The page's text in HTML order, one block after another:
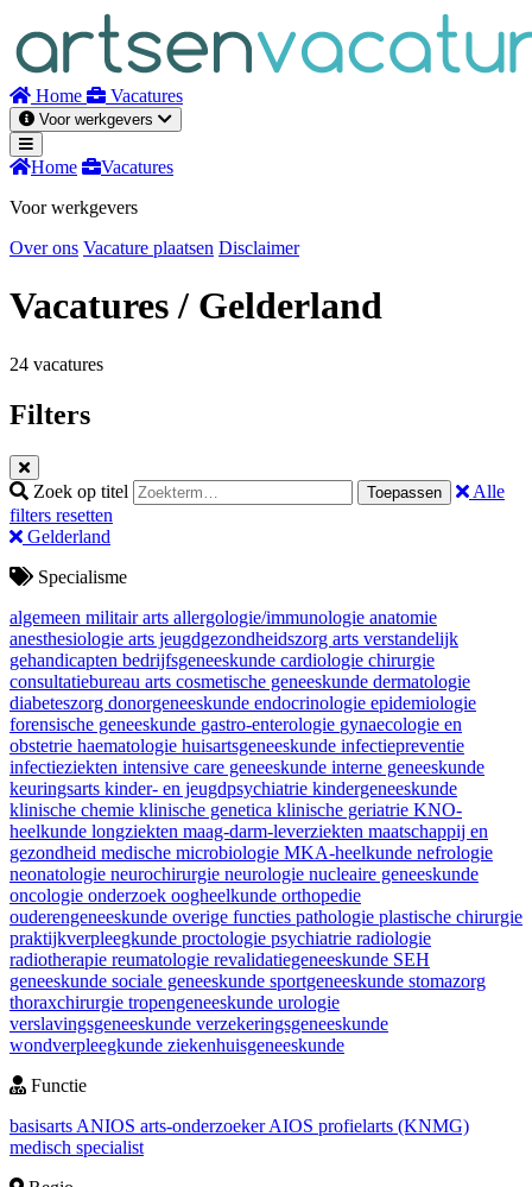
inhoud
Home Vacatures
Voor werkgevers
Home
Vacatures
Voor werkgevers
Over ons Vacature plaatsen Disclaimer
Vacatures/ Gelderland
24 vacatures
Filters
Zoek op titel Toepassen
Alle
filters resetten
Gelderland
Specialisme
algemeen militair arts allergologie/immunologie anatomie
anesthesiologie arts jeugdgezondheidszorg arts verstandelijk
gehandicapten bedrijfsgeneeskunde cardiologie chirurgie
consultatiebureau arts cosmetische geneeskunde dermatologie
diabeteszorg donorgeneeskunde endocrinologie epidemiologie
forensische geneeskunde gastro-enterologie gynaecologie en
obstetrie haematologie huisartsgeneeskunde infectiepreventie
infectieziekten intensive care geneeskunde interne geneeskunde
keuringsarts kinder- en jeugdpsychiatrie kindergeneeskunde
klinische chemie klinische genetica klinische geriatrie KNO-
heelkunde longziekten maag-darm-leverziekten maatschappij en
gezondheid medische microbiologie MKA-heelkunde nefrologie
neonatologie neurochirurgie neurologie nucleaire geneeskunde
oncologie onderzoek oogheelkunde orthopedie
ouderengeneeskunde overige functies pathologie plastische chirurgie
praktijkverpleegkunde proctologie psychiatrie radiologie
radiotherapie reumatologie revalidatiegeneeskunde SEH
geneeskunde sociale geneeskunde sportgeneeskunde stomazorg
thoraxchirurgie tropengeneeskunde urologie
verslavingsgeneeskunde verzekeringsgeneeskunde
wondverpleegkunde ziekenhuisgeneeskunde
Functie
basisarts ANIOS arts-onderzoekerAIOS profielarts (KNMG)
medisch specialist